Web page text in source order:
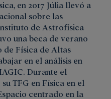
en 2017 Júlia llevó a
sobre las
de Astrofísica
una beca de verano
Física de Altas
en el análisis en
Durante el
TFG en Física en el
centrado en la